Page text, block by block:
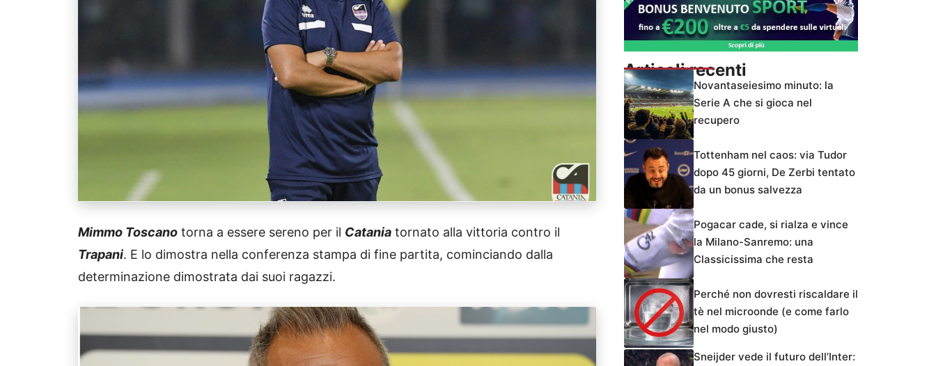
Mimmo Toscano torna a essere sereno per il Catania tornato alla vittoria contro il
Trapani. E lo dimostra nella conferenza stampa di fine partita, cominciando dalla
determinazione dimostrata dai suoi ragazzi.
Articoli recenti
Novantaseiesimo minuto: la
Serie A che si gioca nel
recupero
Tottenham nel caos: via Tudor
dopo 45 giorni, De Zerbi tentato
da un bonus salvezza
Pogacar cade, si rialza e vince
la Milano-Sanremo: una
Classicissima che resta
Perché non dovresti riscaldare il
tè nel microonde (e come farlo
nel modo giusto)
Sneijder vede il futuro dell’Inter: